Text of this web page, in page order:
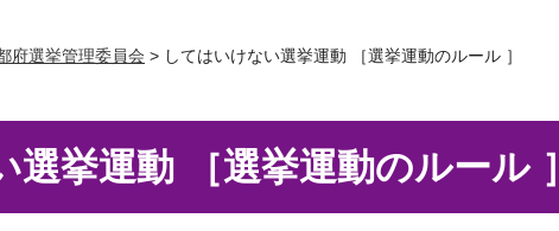
府選挙管理委員会 > してはいけない選挙運動 ［選挙運動のルール ］
選挙運動 ［選挙運動のルール ］